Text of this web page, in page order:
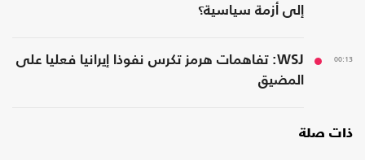
إلى أزمة سياسية؟
00:13
WSJ: تفاهمات هرمز تكرس نفوذا إيرانيا فعليا على
المضيق
ذات صلة